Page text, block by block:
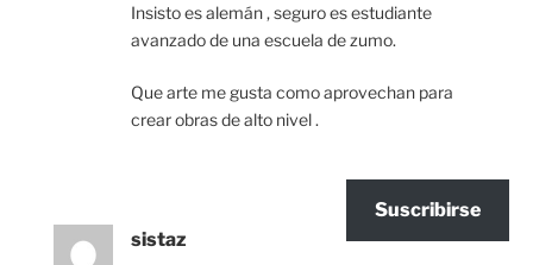
Insisto es alemán , seguro es estudiante
avanzado de una escuela de zumo.
Que arte me gusta como aprovechan para
crear obras de alto nivel .
sistaz
Suscribirse